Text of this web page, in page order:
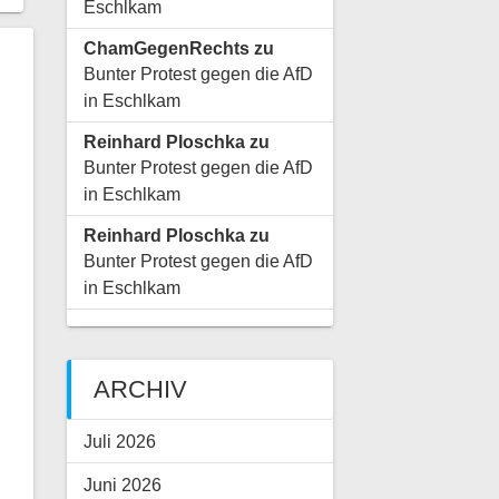
Eschlkam
ChamGegenRechtszu
Bunter Protest gegen die AfD
in Eschlkam
Reinhard Ploschkazu
Bunter Protest gegen die AfD
in Eschlkam
Reinhard Ploschkazu
Bunter Protest gegen die AfD
in Eschlkam
ARCHIV
Juli 2026
Juni 2026